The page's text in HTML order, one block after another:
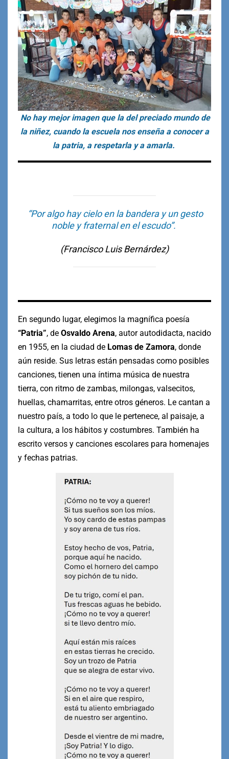
No hay mejor imagen que la del preciado mundo de
la niñez, cuando la escuela nos enseña a conocer a
la patria, a respetarla y a amarla.
“Por algo hay cielo en la bandera y un gesto
noble y fraternal en el escudo”.
(Francisco Luis Bernárdez)
En segundo lugar, elegimos la magnífica poesía
“Patria”, de Osvaldo Arena, autor autodidacta, nacido
en 1955, en la ciudad de Lomas de Zamora, donde
aún reside. Sus letras están pensadas como posibles
canciones, tienen una íntima música de nuestra
tierra, con ritmo de zambas, milongas, valsecitos,
huellas, chamarritas, entre otros géneros. Le cantan a
nuestro país, a todo lo que le pertenece, al paisaje, a
la cultura, a los hábitos y costumbres. También ha
escrito versos y canciones escolares para homenajes
y fechas patrias.